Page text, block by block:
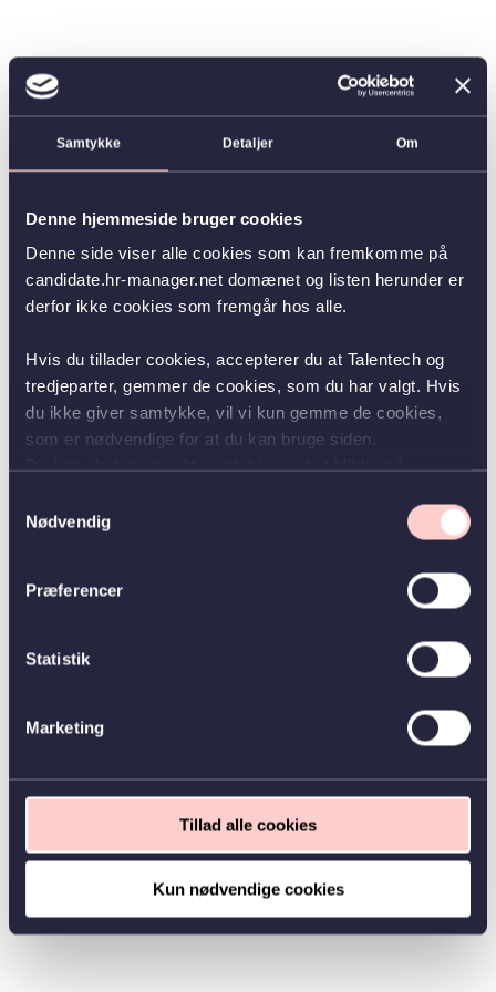
Samtykke Detaljer Om
Denne hjemmeside bruger cookies
Denne side viser alle cookies som kan fremkomme på
candidate.hr-manager.net domænet og listen herunder er
derfor ikke cookies som fremgår hos alle.
Hvis du tillader cookies, accepterer du at Talentech og
tredjeparter, gemmer de cookies, som du har valgt. Hvis
du ikke giver samtykke, vil vi kun gemme de cookies,
som er nødvendige for at du kan bruge siden.
Nødvendig
Præferencer
Statistik
Marketing
Tillad alle cookies
Kun nødvendige cookies